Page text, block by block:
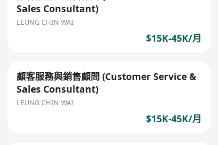
Sales Consultant)
LEUNG CHIN WAI
$15K-45K/月
顧客服務與銷售顧問 (Customer Service &
Sales Consultant)
LEUNG CHIN WAI
$15K-45K/月